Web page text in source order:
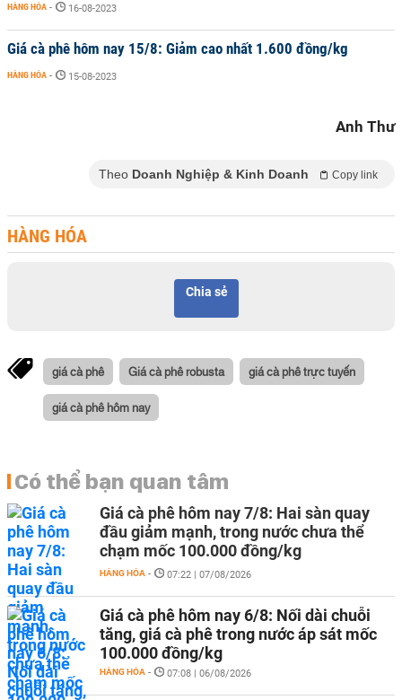
HÀNG HÓA - 16-08-2023
Giá cà phê hôm nay 15/8: Giảm cao nhất 1.600 đồng/kg
HÀNG HÓA - 15-08-2023
Anh Thư
Theo Doanh Nghiệp & Kinh Doanh Copy link
HÀNG HÓA
Chia sẻ
giá cà phê Giá cà phê robusta giá cà phê trực tuyến
giá cà phê hôm nay
Có thể bạn quan tâm
Giá cà phê hôm nay 7/8: Hai sàn quay
đầu giảm mạnh, trong nước chưa thể
chạm mốc 100.000 đồng/kg
HÀNG HÓA - 07:22 | 07/08/2026
Giá cà phê hôm nay 6/8: Nối dài chuỗi
tăng, giá cà phê trong nước áp sát mốc
100.000 đồng/kg
HÀNG HÓA - 07:08 | 06/08/2026